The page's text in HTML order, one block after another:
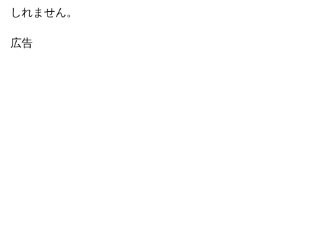
しれません。
広告